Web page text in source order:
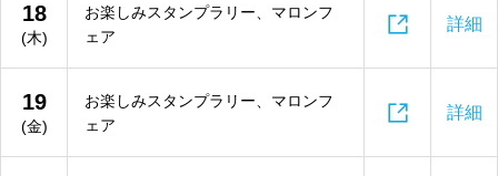
18
(木)
お楽しみスタンプラリー、マロンフ
ェア
 詳細
19
(金)
お楽しみスタンプラリー、マロンフ
ェア
 詳細